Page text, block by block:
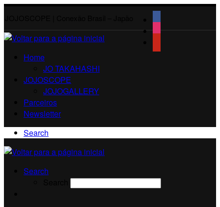
Home
JO TAKAHASHI
JOJOSCOPE
JOJOGALLERY
Parceiros
Newsletter
Search
Search